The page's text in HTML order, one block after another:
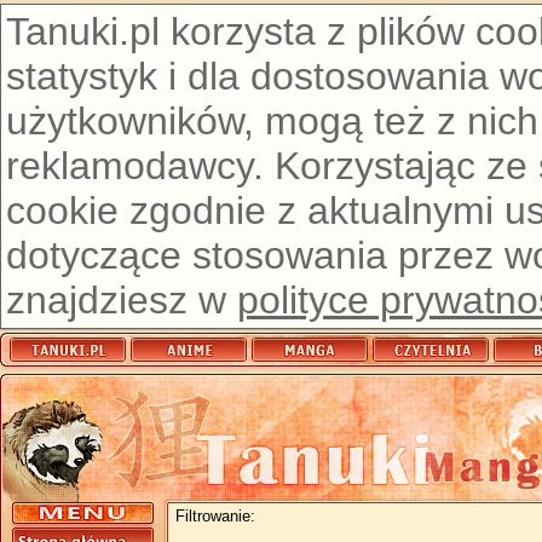
Tanuki.pl korzysta z plików
statystyk i dla dostosowania
użytkowników, mogą też z
reklamodawcy. Korzystając
cookie zgodnie z aktualnymi
dotyczące stosowania przez
znajdziesz w polityce
Filtrowanie: